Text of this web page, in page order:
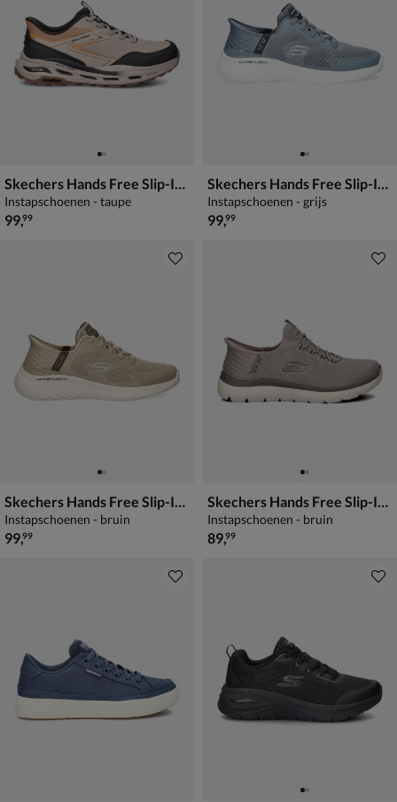
Skechers Hands Free Slip-Ins Arch Fit Glide-Step Orvan Talon
Instapschoenen - taupe
€ 99,99
99,99
Skechers Hands Free Slip-Ins Bounder
Instapschoenen - grijs
€ 99,99
99,99
Skechers Hands Free Slip-Ins Bounder
Instapschoenen - bruin
€ 99,99
99,99
Skechers Hands Free Slip-Ins Summits
Instapschoenen - bruin
€ 89,99
89,99